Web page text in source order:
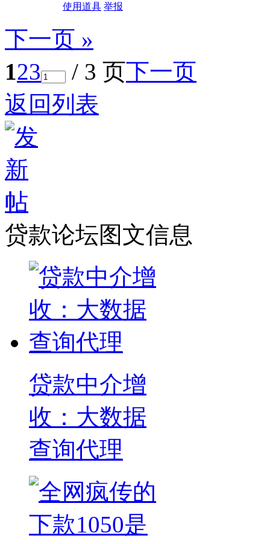
使用道具 举报
下一页 »
123 / 3 页下一页
返回列表
贷款论坛图文信息
贷款中介增
收：大数据
查询代理